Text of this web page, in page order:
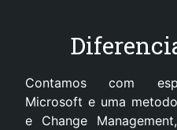
Contamos com
Microsoft e uma
e Change